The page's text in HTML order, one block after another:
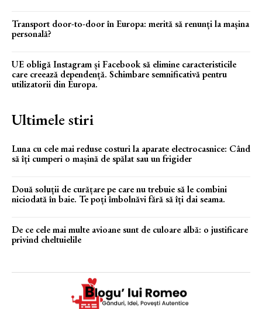
Transport door-to-door în Europa: merită să renunți la mașina
personală?
UE obligă Instagram și Facebook să elimine caracteristicile
care creează dependență. Schimbare semnificativă pentru
utilizatorii din Europa.
Ultimele stiri
Luna cu cele mai reduse costuri la aparate electrocasnice: Când
să îți cumperi o mașină de spălat sau un frigider
Două soluții de curățare pe care nu trebuie să le combini
niciodată în baie. Te poți îmbolnăvi fără să îți dai seama.
De ce cele mai multe avioane sunt de culoare albă: o justificare
privind cheltuielile